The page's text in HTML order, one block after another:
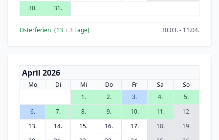
30.
31.
Osterferien (13+ 3 Tage) 30.03. - 11.04.
April 2026
Mo Di Mi Do Fr Sa
So
1.
2. 3. 4.
5.
6.
7. 8. 9. 10. 11.
12.
13.
14. 15. 16. 17. 18.
19.